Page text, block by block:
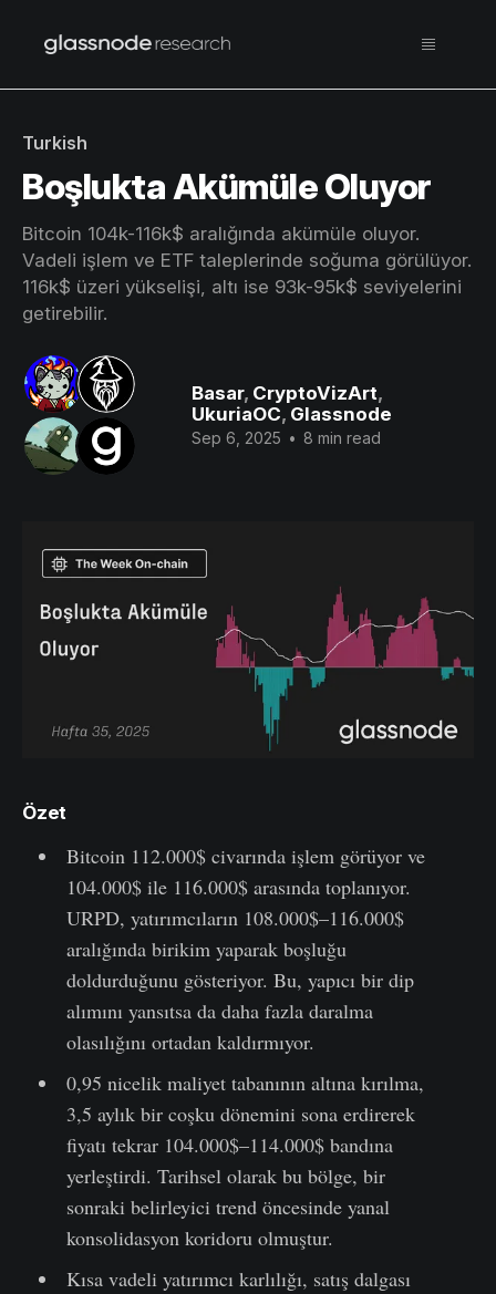
Turkish
Boşlukta Akümüle Oluyor
Bitcoin 104k-116k$ aralığında akümüle oluyor.
Vadeli işlem ve ETF taleplerinde soğuma görülüyor.
116k$ üzeri yükselişi, altı ise 93k-95k$ seviyelerini
getirebilir.
Basar, CryptoVizArt,
UkuriaOC, Glassnode
Sep 6, 2025 • 8 min read
Özet
Bitcoin 112.000$ civarında işlem görüyor ve
104.000$ ile 116.000$ arasında toplanıyor.
URPD, yatırımcıların 108.000$–116.000$
aralığında birikim yaparak boşluğu
doldurduğunu gösteriyor. Bu, yapıcı bir dip
alımını yansıtsa da daha fazla daralma
olasılığını ortadan kaldırmıyor.
0,95 nicelik maliyet tabanının altına kırılma,
3,5 aylık bir coşku dönemini sona erdirerek
fiyatı tekrar 104.000$–114.000$ bandına
yerleştirdi. Tarihsel olarak bu bölge, bir
sonraki belirleyici trend öncesinde yanal
konsolidasyon koridoru olmuştur.
Kısa vadeli yatırımcı karlılığı, satış dalgası